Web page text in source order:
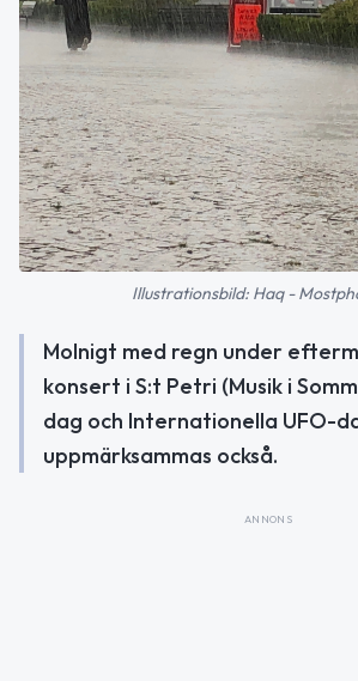
Illustrationsbild: Haq -
Molnigt med regn under
konsert i S:t Petri (Musik i
dag och Internationella UFO-
uppmärksammas också.
ANNONS